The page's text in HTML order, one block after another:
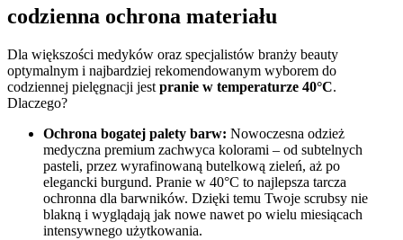
codzienna ochrona materiału
Dla większości medyków oraz specjalistów branży beauty
optymalnym i najbardziej rekomendowanym wyborem do
codziennej pielęgnacji jest pranie w temperaturze 40°C.
Dlaczego?
Ochrona bogatej palety barw: Nowoczesna odzież
medyczna premium zachwyca kolorami – od subtelnych
pasteli, przez wyrafinowaną butelkową zieleń, aż po
elegancki burgund. Pranie w 40°C to najlepsza tarcza
ochronna dla barwników. Dzięki temu Twoje scrubsy nie
blakną i wyglądają jak nowe nawet po wielu miesiącach
intensywnego użytkowania.